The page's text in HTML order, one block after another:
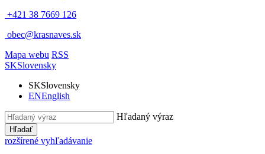
+421 38 7669 126
obec@krasnaves.sk
Mapa webu RSS
SKSlovensky
SKSlovensky
ENEnglish
Hľadaný výraz
Hľadať
rozšírené vyhľadávanie